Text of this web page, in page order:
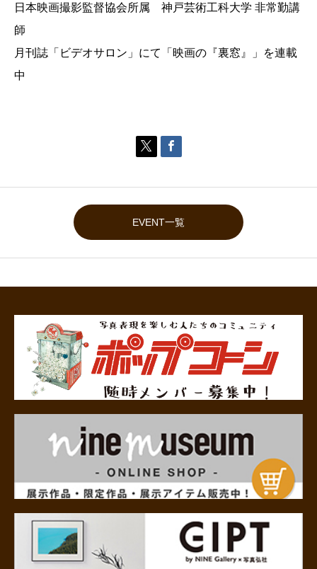
日本映画撮影監督協会所属 神戸芸術工科大学 非常勤講
師
月刊誌「ビデオサロン」にて「映画の『裏窓』」を連載
中
 
EVENT一覧